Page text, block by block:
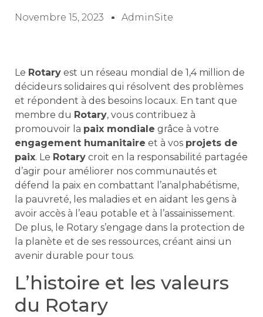
Novembre 15, 2023 AdminSite
Le Rotary est un réseau mondial de 1,4 million de
décideurs solidaires qui résolvent des problèmes
et répondent à des besoins locaux. En tant que
membre du Rotary, vous contribuez à
promouvoir la paix mondiale grâce à votre
engagement humanitaire et à vos projets de
paix. Le Rotary croit en la responsabilité partagée
d’agir pour améliorer nos communautés et
défend la paix en combattant l’analphabétisme,
la pauvreté, les maladies et en aidant les gens à
avoir accès à l’eau potable et à l’assainissement.
De plus, le Rotary s’engage dans la protection de
la planète et de ses ressources, créant ainsi un
avenir durable pour tous.
L’histoire et les valeurs
du Rotary